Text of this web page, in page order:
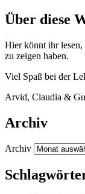
Über diese
Hier könnt ihr lesen,
zu zei­gen haben.
Viel Spaß bei der
Arvid, Clau­dia &
Archiv
Archiv